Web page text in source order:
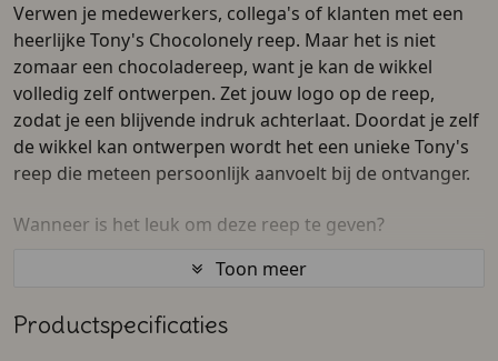
Verwen je medewerkers, collega's of klanten met een
heerlijke Tony's Chocolonely reep. Maar het is niet
zomaar een chocoladereep, want je kan de wikkel
volledig zelf ontwerpen. Zet jouw logo op de reep,
zodat je een blijvende indruk achterlaat. Doordat je zelf
de wikkel kan ontwerpen wordt het een unieke Tony's
reep die meteen persoonlijk aanvoelt bij de ontvanger.
Wanneer is het leuk om deze reep te geven?
Bij beurzen: door deze reep mee te geven, trek je
een goede indruk achter.
Toon meer
Productspecificaties